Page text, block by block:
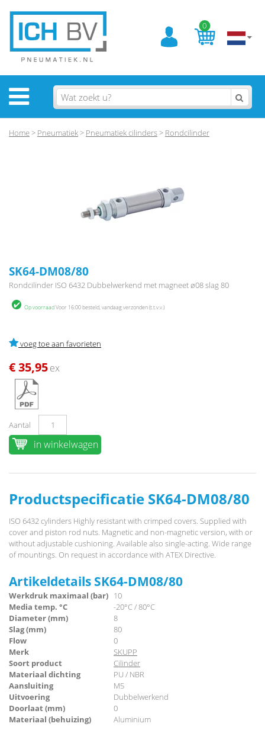
0
Home> Pneumatiek> Pneumatiek cilinders> Rondcilinder
SK64-DM08/80
Rondcilinder ISO 6432 Dubbelwerkend met magneet ø08 slag 80
Op voorraadVoor 16:00 besteld, vandaag verzonden (t.t.v.v.)
voeg toe aan favorieten
€ 35,95ex
Aantal
in winkelwagen
Productspecificatie SK64-DM08/80
ISO 6432 cylinders Highly resistant with crimped covers. Supplied with
cover and piston rod nuts. Magnetic and non-magnetic version, with or
without adjustable cushioning. Available also single-acting. Wide range
of mountings. On request in accordance with ATEX Directive.
Artikeldetails SK64-DM08/80
Werkdruk maximaal (bar) 10
Media temp. °C
-20°C / 80°C
Diameter (mm)
8
Slag (mm)
80
Flow
0
Merk
SKUPP
Soort product
Cilinder
Materiaal dichting
PU / NBR
Aansluiting
M5
Uitvoering
Dubbelwerkend
Doorlaat (mm)
0
Materiaal (behuizing)
Aluminium